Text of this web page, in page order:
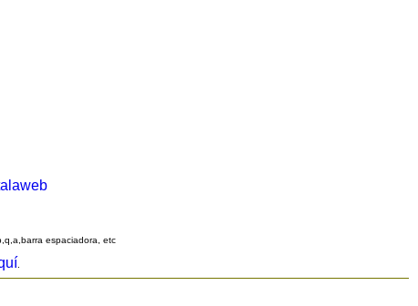
espaciadora, etc